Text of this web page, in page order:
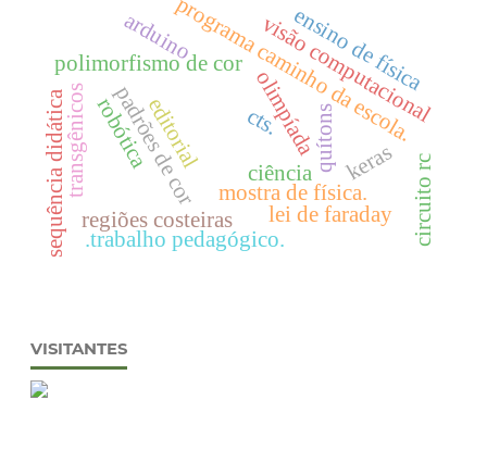
editorial olimpíada
programa caminho da escola.
padrões de cor
polimorfismo de cor
quítons
regiões costeiras
robótica
visão computacional
keras
mostra de física.
sequência didáticatransgênicos cts.
ensino de física
lei de faraday
.trabalho pedagógico.
ciência
arduino
circuito rc
VISITANTES